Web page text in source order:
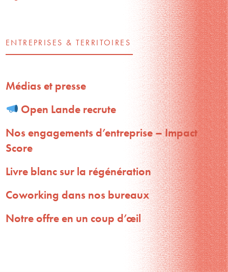
ENTREPRISES & TERRITOIRES
Médias et presse
Open Lande recrute
Nos engagements d’entreprise – Impact
Score
Livre blanc sur la régénération
Coworking dans nos bureaux
Notre offre en un coup d’œil